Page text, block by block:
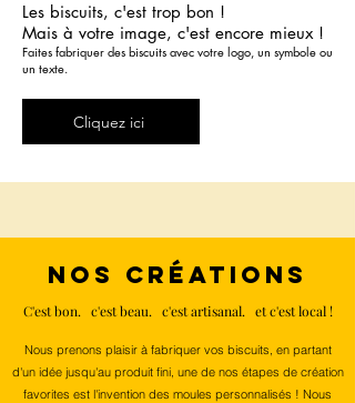
Les biscuits, c'est trop bon !
Mais à votre image, c'est encore mieux !
Faites fabriquer des biscuits avec votre logo, un symbole ou
un texte.
Cliquez ici
NOS CRÉATIONS
C'est bon. c'est beau. c'est artisanal. et c'est local !
Nous prenons plaisir à fabriquer vos biscuits, en partant
d'un idée jusqu'au produit fini, une de nos étapes de création
favorites est l'invention des moules personnalisés ! Nous